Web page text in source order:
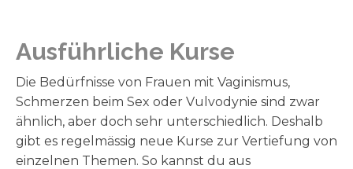
Ausführliche Kurse
Die Bedürfnisse von Frauen mit Vaginismus,
Schmerzen beim Sex oder Vulvodynie sind zwar
ähnlich, aber doch sehr unterschiedlich. Deshalb
gibt es regelmässig neue Kurse zur Vertiefung von
einzelnen Themen. So kannst du aus